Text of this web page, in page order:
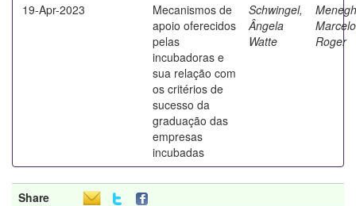
19-Apr-2023
Mecanismos de
apoio oferecidos
pelas
incubadoras e
sua relação com
os critérios de
sucesso da
graduação das
empresas
incubadas
Schwingel,
Ângela
Watte
Marcelo
Roger
Share